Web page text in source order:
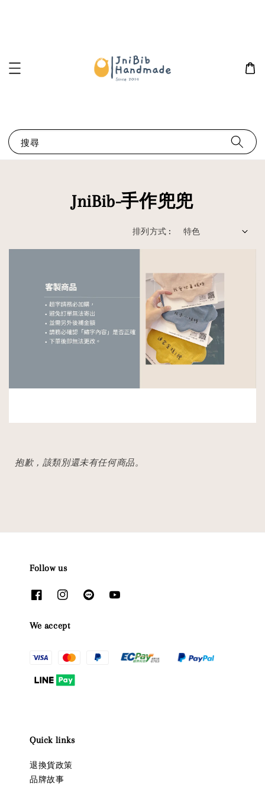
搜尋
JniBib-手作兜兜
排列方式 :
抱歉，該類別還未有任何商品。
Follow us
We accept
Quick links
退換貨政策
品牌故事